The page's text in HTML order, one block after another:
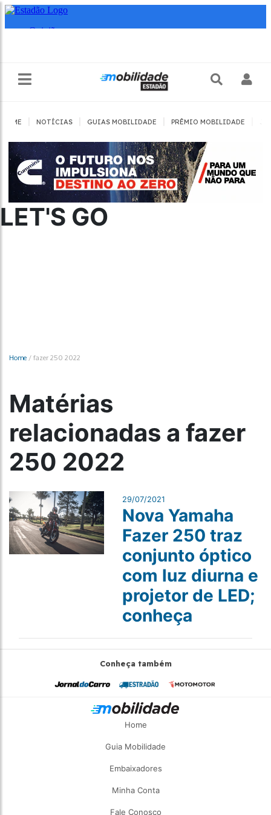
HOME NOTÍCIAS GUIAS MOBILIDADE PRÊMIO MOBILIDADE
LET'S GO
Home / fazer 250 2022
Matérias
relacionadas a fazer
250 2022
29/07/2021
Nova Yamaha
Fazer 250 traz
conjunto óptico
com luz diurna e
projetor de LED;
conheça
Conheça também
Home
Guia Mobilidade
Embaixadores
Minha Conta
Fale Conosco